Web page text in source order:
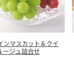
ンマスカット＆クイ
ージュ詰合せ